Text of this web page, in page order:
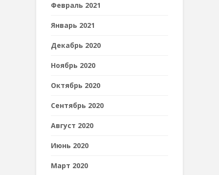
Февраль 2021
Январь 2021
Декабрь 2020
Ноябрь 2020
Октябрь 2020
Сентябрь 2020
Август 2020
Июнь 2020
Март 2020